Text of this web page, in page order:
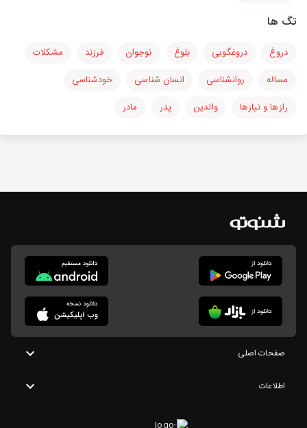
تگ ها
دروغ دروغگویی بلوغ نوجوان فرزند
مشکلات
مساله
روانشناسی انسان شناسی
خودشناسی
رازها و نیازها
والدین پدر مادر
صفحات اصلی
اطلاعات